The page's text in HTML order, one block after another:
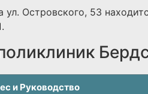
ул. Островского, 53
.
и Руководство